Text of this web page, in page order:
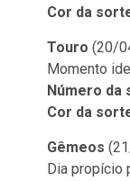
Cor da
Touro (20/
Momento
Número da
Cor da
Gêmeos
Dia propício